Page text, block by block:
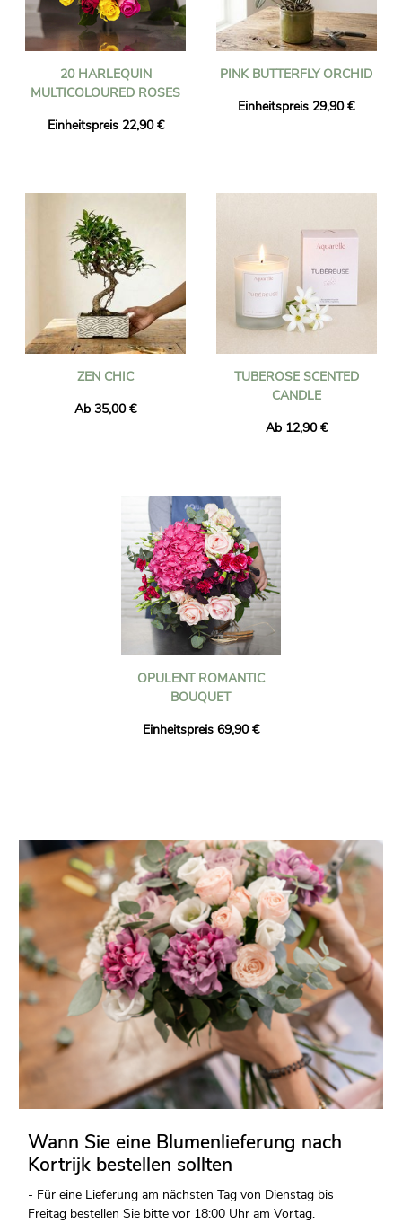
20 HARLEQUIN
MULTICOLOURED ROSES
Einheitspreis 22,90 €
PINK BUTTERFLY ORCHID
Einheitspreis 29,90 €
ZEN CHIC
Ab 35,00 €
TUBEROSE SCENTED
CANDLE
Ab 12,90 €
OPULENT ROMANTIC
BOUQUET
Einheitspreis 69,90 €
Wann Sie eine Blumenlieferung nach
Kortrijk bestellen sollten
- Für eine Lieferung am nächsten Tag von Dienstag bis
Freitag bestellen Sie bitte vor 18:00 Uhr am Vortag.